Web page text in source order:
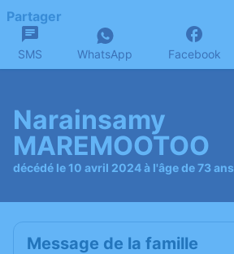
Partager
SMS WhatsApp Facebook
Narainsamy
MAREMOOTOO
décédé le 10 avril 2024 à l'âge de 73 ans
Message de la famille